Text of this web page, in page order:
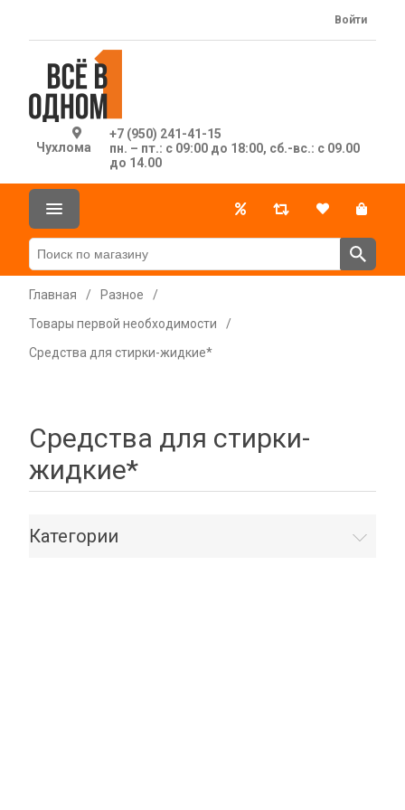
Чухлома
+7 (950) 241-41-15
пн. – пт.: с 09:00 до 18:00, сб.-вс.: с 09.00
до 14.00
Войти
Главная / Разное
/
Товары первой необходимости
/
Средства для стирки-жидкие*
Средства для стирки-
жидкие*
Категории